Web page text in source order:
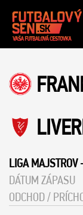
LIGA MAJSTROV
DÁTUM ZÁPASU
ODCHOD /